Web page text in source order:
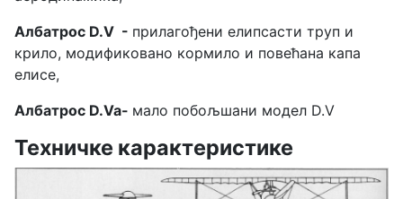
Албатрос D.V - прилагођени елипсасти труп и
крило, модификовано кормило и повећана капа
елисе,
Албатрос D.Va- мало побољшани модел D.V
Техничке карактеристике